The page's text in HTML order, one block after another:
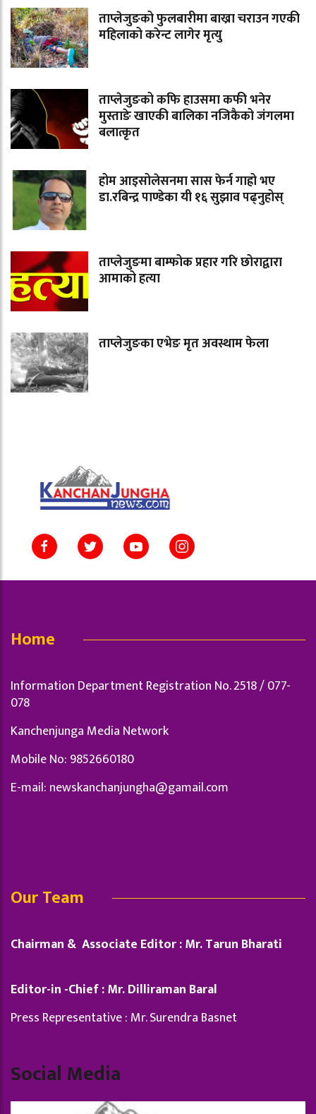
ताप्लेजुङको फुलबारीमा बाख्रा चराउन गएकी
महिलाको करेन्ट लागेर मृत्यु
ताप्लेजुङको कफि हाउसमा कफी भनेर
मुस्ताङे खाएकी बालिका नजिकैको जंगलमा
बलात्कृत
होम आइसोलेसनमा सास फेर्न गाह्रो भए
डा.रबिन्द्र पाण्डेका यी १६ सुझाव पढ्नुहोस्
ताप्लेजुङमा बाम्फोक प्रहार गरि छोराद्वारा
आमाको हत्या
ताप्लेजुङका एभेङ मृत अवस्थाम फेला
Home
Information Department Registration No. 2518 / 077-
078
Kanchenjunga Media Network
Mobile No: 9852660180
E-mail: newskanchanjungha@gamail.com
Our Team
Chairman & Associate Editor : Mr. Tarun Bharati
Editor-in -Chief : Mr. Dilliraman Baral
Press Representative : Mr. Surendra Basnet
Social Media